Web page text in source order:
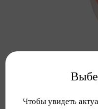
Чтобы увидеть